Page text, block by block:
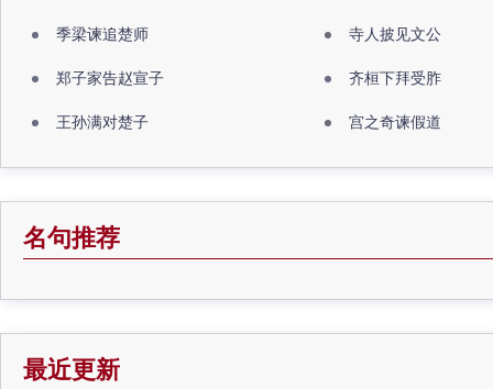
季梁谏追楚师 寺人披见文公
郑子家告赵宣子 齐桓下拜受胙
王孙满对楚子 宫之奇谏假道
名句推荐
最近更新